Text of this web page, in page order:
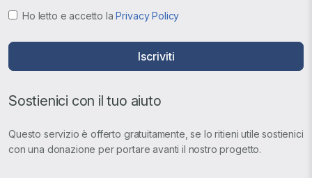
Ho letto e accetto laPrivacy Policy
Iscriviti
Sostienici con il tuo aiuto
Questo servizio è offerto gratuitamente, se lo ritieni utile sostienici
con una donazione per portare avanti il nostro progetto.